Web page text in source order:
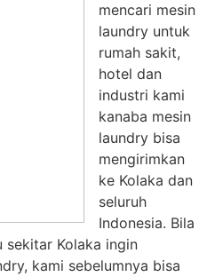
mencari mesin
laundry untuk
rumah sakit,
hotel dan
industri kami
kanaba mesin
laundry bisa
mengirimkan
ke Kolaka dan
seluruh
Indonesia. Bila
sekitar Kolaka ingin
kami sebelumnya bisa